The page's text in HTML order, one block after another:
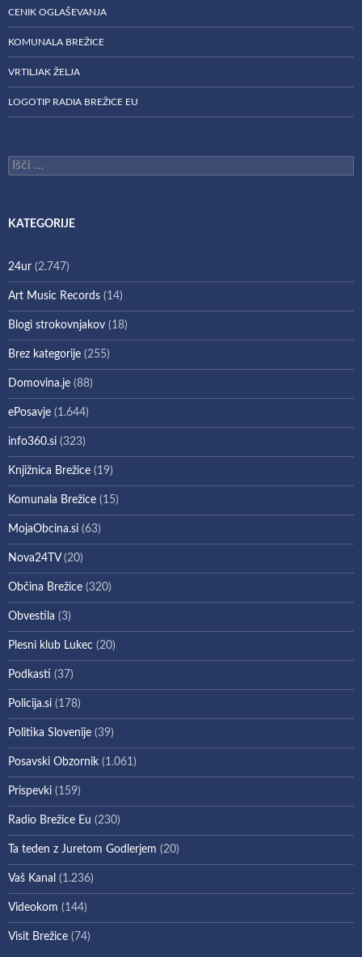
CENIK OGLAŠEVANJA
KOMUNALA BREŽICE
VRTILJAK ŽELJA
LOGOTIP RADIA BREŽICE EU
Išči:
KATEGORIJE
24ur (2.747)
Art Music Records (14)
Blogi strokovnjakov (18)
Brez kategorije (255)
Domovina.je (88)
ePosavje (1.644)
info360.si (323)
Knjižnica Brežice (19)
Komunala Brežice (15)
MojaObcina.si (63)
Nova24TV(20)
Občina Brežice (320)
Obvestila (3)
Plesni klub Lukec (20)
Podkasti (37)
Policija.si (178)
Politika Slovenije (39)
Posavski Obzornik (1.061)
Prispevki (159)
Radio Brežice Eu (230)
Ta teden z Juretom Godlerjem (20)
Vaš Kanal (1.236)
Videokom (144)
Visit Brežice (74)